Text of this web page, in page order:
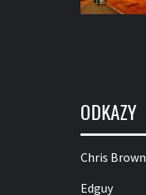
ODKAZY
Chris Brown
Edguy